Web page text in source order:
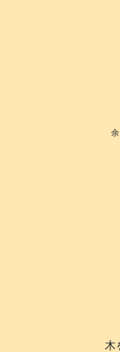
木